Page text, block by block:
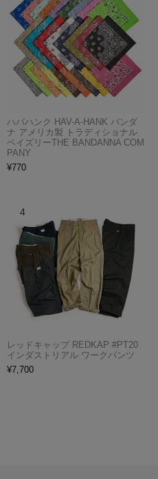
ハバハンク HAV-A-HANK バンダ
ナ アメリカ製 トラディショナル
ペイズリーTHE BANDANNA COM
PANY
¥770
レッドキャップ REDKAP #PT20
インダストリアル ワークパンツ
¥7,700